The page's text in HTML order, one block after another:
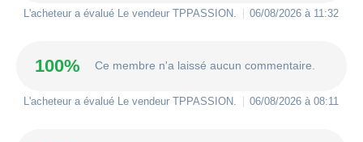
L'acheteur a évalué Le vendeur TPPASSION 06/08/2026 à 11:32
100% Ce membre n'a laissé aucun commentaire.
L'acheteur a évalué Le vendeur TPPASSION 06/08/2026 à 08:11